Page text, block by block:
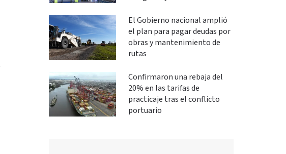
El Gobierno nacional amplió
el plan para pagar deudas por
obras y mantenimiento de
rutas
Confirmaron una rebaja del
20% en las tarifas de
practicaje tras el conflicto
portuario